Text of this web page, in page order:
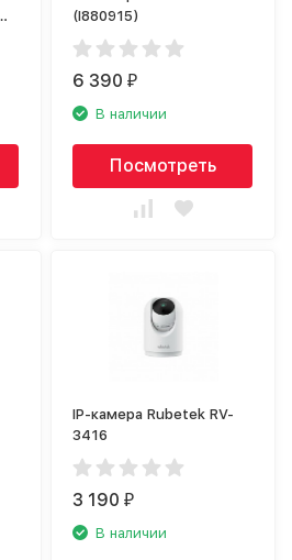
(I880915)
6 390₽
В наличии
Посмотреть
IP-камера Rubetek RV-
3416
3 190₽
В наличии